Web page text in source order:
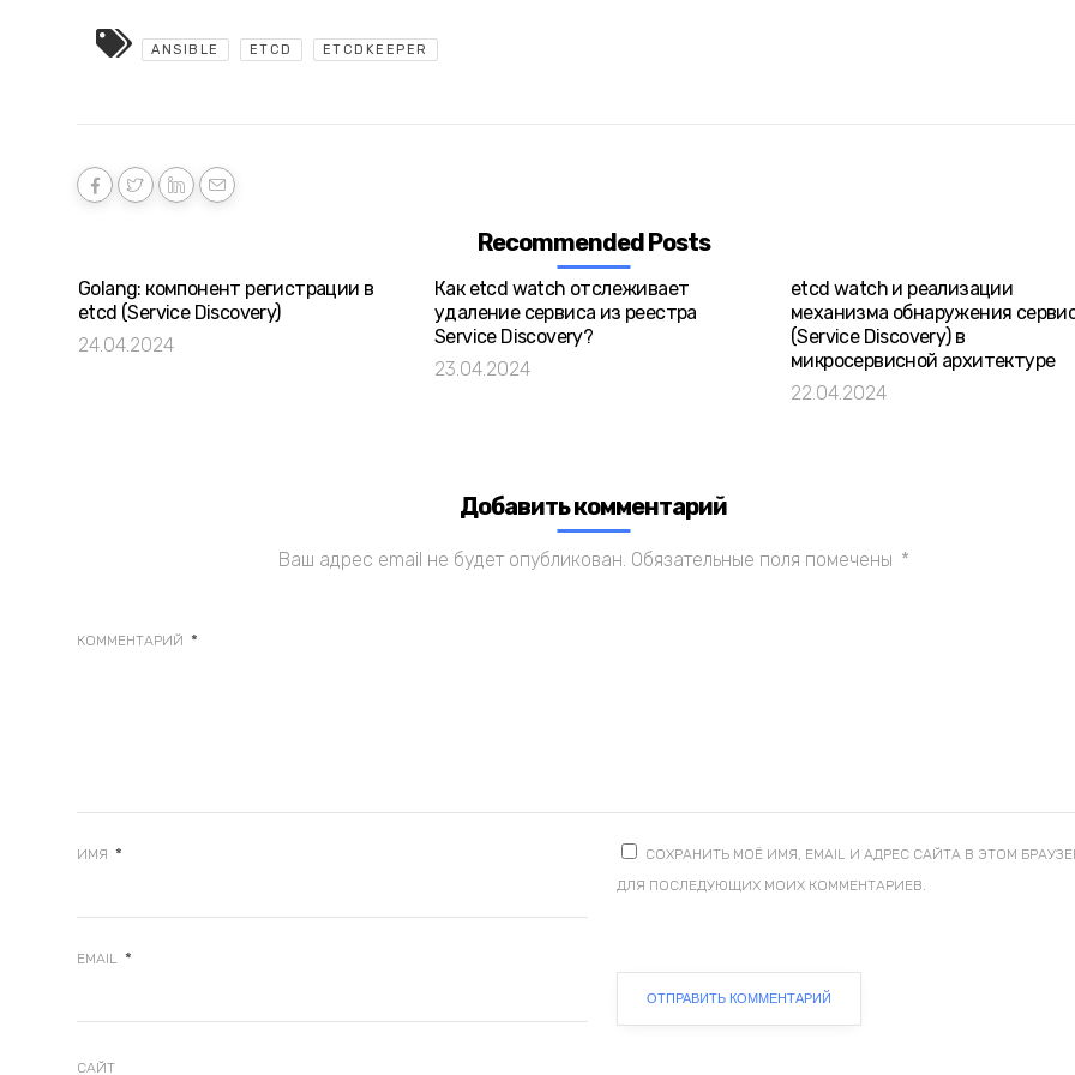
ANSIBLE ETCD ETCDKEEPER
Recommended Posts
Golang: компонент регистрации в
etcd (Service Discovery)
24.04.2024
Как etcd watch отслеживает
удаление сервиса из реестра
Service Discovery?
23.04.2024
etcd watch и реализации
механизма обнаружения
(Service Discovery) в
микросервисной архитектуре
22.04.2024
Добавить комментарий
Ваш адрес email не будет опубликован. Обязательные поля помечены *
КОММЕНТАРИЙ *
ИМЯ *
EMAIL *
САЙТ
СОХРАНИТЬ МОЁ ИМЯ, EMAIL И АДРЕС САЙТА В ЭТОМ
ДЛЯ ПОСЛЕДУЮЩИХ МОИХ КОММЕНТАРИЕВ.